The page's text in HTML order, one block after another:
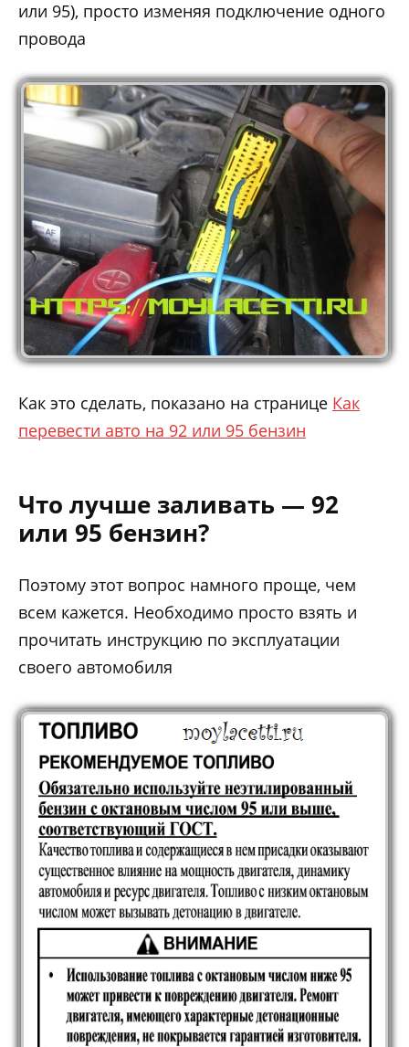
или 95), просто изменяя подключение одного
провода
Как это сделать, показано на странице Как
перевести авто на 92 или 95 бензин
Что лучше заливать — 92
или 95 бензин?
Поэтому этот вопрос намного проще, чем
всем кажется. Необходимо просто взять и
прочитать инструкцию по эксплуатации
своего автомобиля